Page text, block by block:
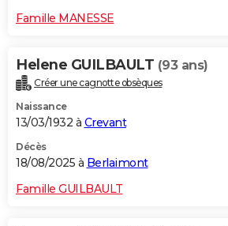
Famille MANESSE
Helene GUILBAULT (93 ans)
Créer une cagnotte obsèques
Naissance
13/03/1932 à Crevant
Décès
18/08/2025 à Berlaimont
Famille GUILBAULT